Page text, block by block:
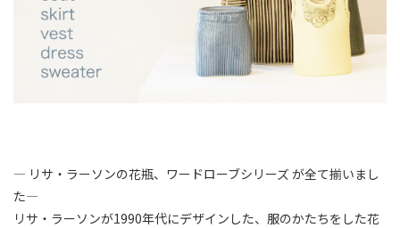
― リサ・ラーソンの花瓶、ワードローブシリーズ が全て揃いまし
た―
リサ・ラーソンが1990年代にデザインした、服のかたちをした花